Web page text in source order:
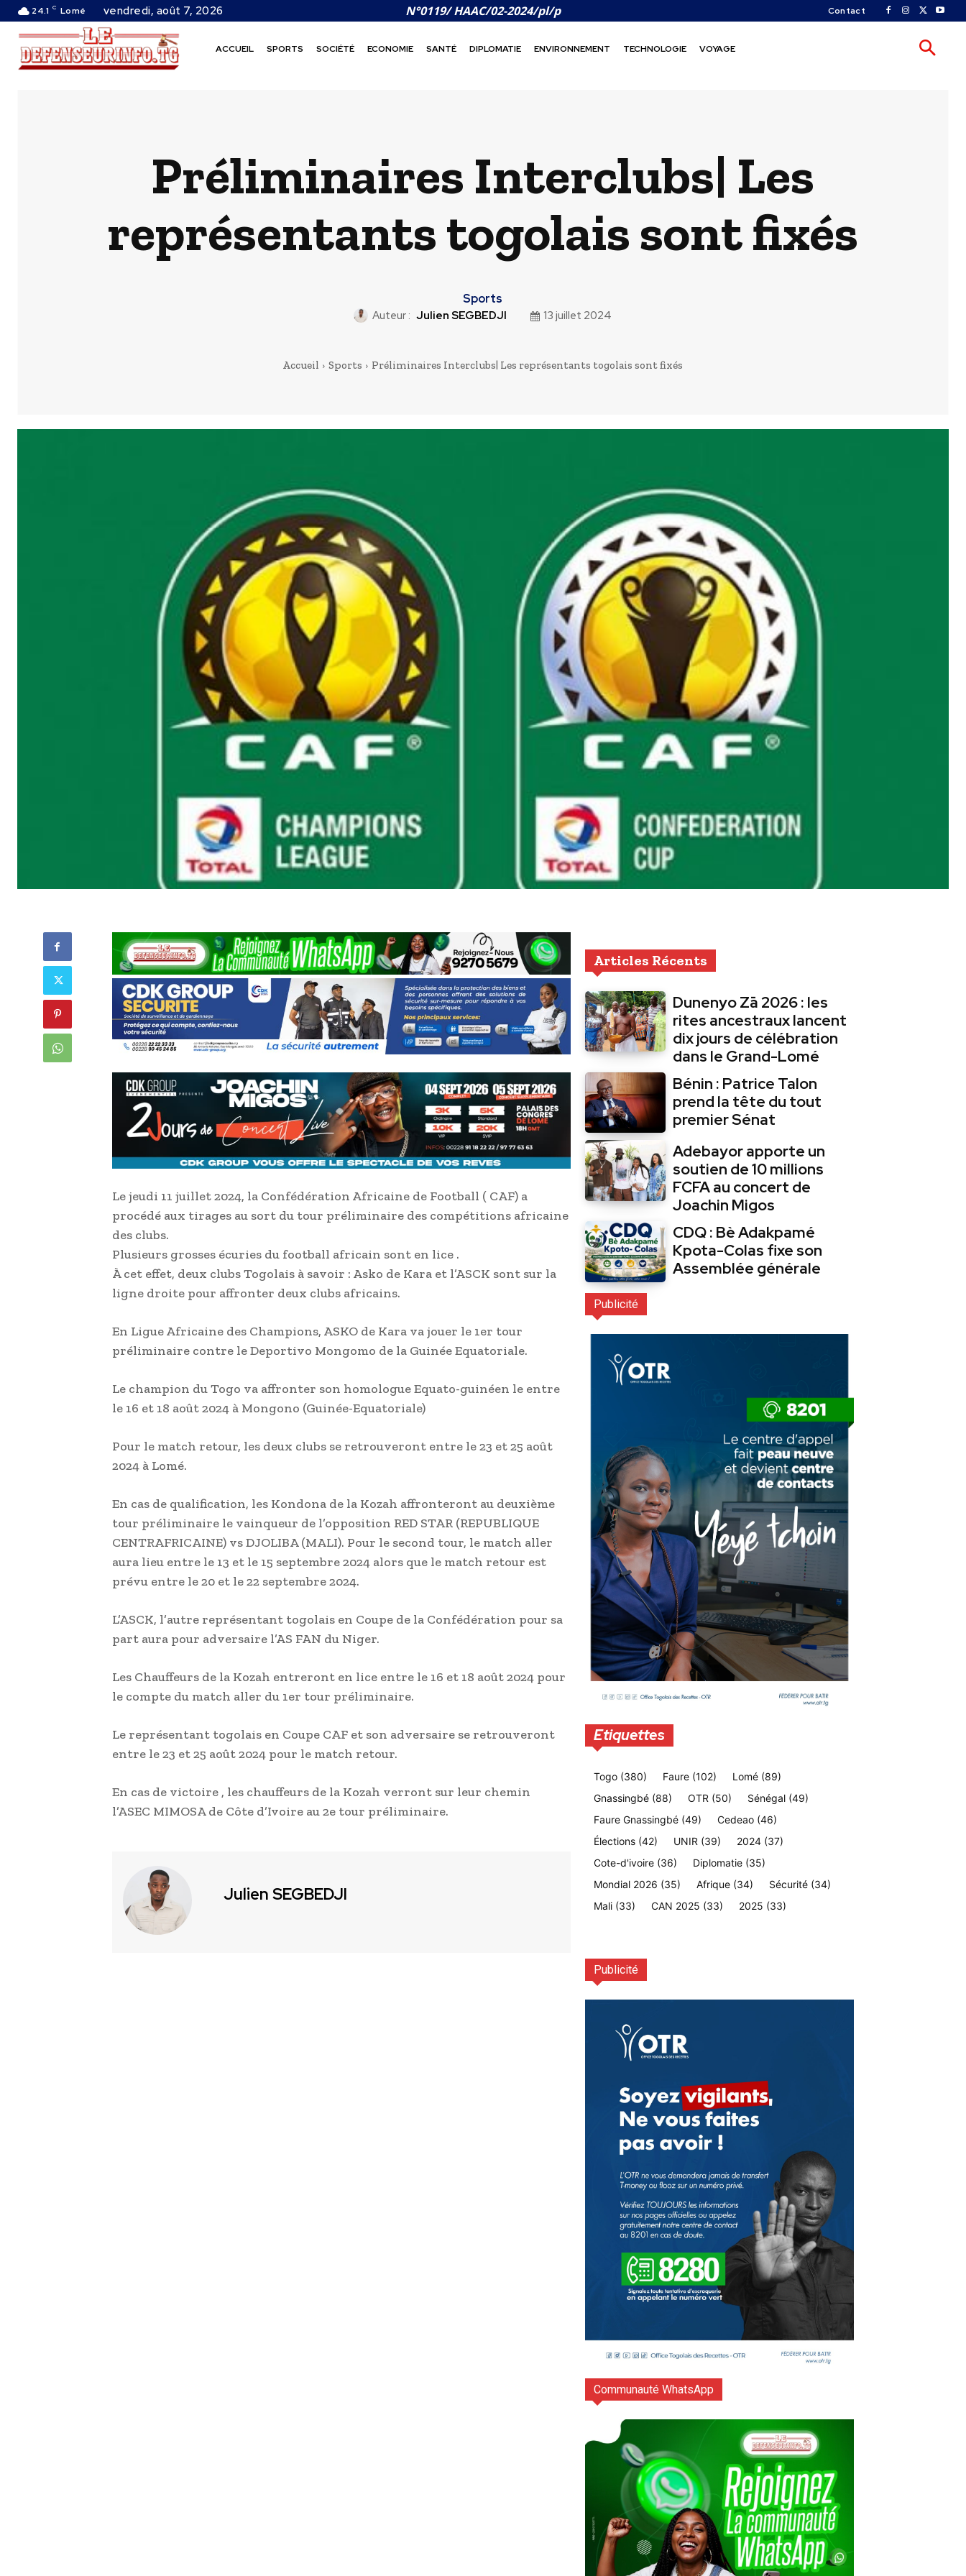
24.1 C Lomé vendredi, août 7, 2026 N°0119/ HAAC/02-2024/pl/p Contact
ACCUEIL SPORTS SOCIÉTÉ ECONOMIE SANTÉ DIPLOMATIE ENVIRONNEMENT TECHNOLOGIE VOYAGE
Préliminaires Interclubs| Les
représentants togolais sont fixés
Sports
Auteur : Julien SEGBEDJI 13 juillet 2024
Accueil Sports Préliminaires Interclubs| Les représentants togolais sont fixés
Le jeudi 11 juillet 2024, la Confédération Africaine de Football ( CAF) a
procédé aux tirages au sort du tour préliminaire des compétitions africaine
des clubs.
Plusieurs grosses écuries du football africain sont en lice .
À cet effet, deux clubs Togolais à savoir : Asko de Kara et l’ASCK sont sur la
ligne droite pour affronter deux clubs africains.
En Ligue Africaine des Champions, ASKO de Kara va jouer le 1er tour
préliminaire contre le Deportivo Mongomo de la Guinée Equatoriale.
Le champion du Togo va affronter son homologue Equato-guinéen le entre
le 16 et 18 août 2024 à Mongono (Guinée-Equatoriale)
Pour le match retour, les deux clubs se retrouveront entre le 23 et 25 août
2024 à Lomé.
En cas de qualification, les Kondona de la Kozah affronteront au deuxième
tour préliminaire le vainqueur de l’opposition RED STAR (REPUBLIQUE
CENTRAFRICAINE) vs DJOLIBA (MALI). Pour le second tour, le match aller
aura lieu entre le 13 et le 15 septembre 2024 alors que le match retour est
prévu entre le 20 et le 22 septembre 2024.
L’ASCK, l’autre représentant togolais en Coupe de la Confédération pour sa
part aura pour adversaire l’AS FAN du Niger.
Les Chauffeurs de la Kozah entreront en lice entre le 16 et 18 août 2024 pour
le compte du match aller du 1er tour préliminaire.
Le représentant togolais en Coupe CAF et son adversaire se retrouveront
entre le 23 et 25 août 2024 pour le match retour.
En cas de victoire , les chauffeurs de la Kozah verront sur leur chemin
l’ASEC MIMOSA de Côte d’Ivoire au 2e tour préliminaire.
Julien SEGBEDJI
Articles Récents
Dunenyo Zā 2026 : les
rites ancestraux lancent
dix jours de célébration
dans le Grand-Lomé
Bénin : Patrice Talon
prend la tête du tout
premier Sénat
Adebayor apporte un
soutien de 10 millions
FCFA au concert de
Joachin Migos
CDQ : Bè Adakpamé
Kpota-Colas fixe son
Assemblée générale
Publicité
Etiquettes
Togo (380) Faure (102) Lomé (89)
Gnassingbé (88) OTR (50) Sénégal (49)
Faure Gnassingbé (49) Cedeao (46)
Élections (42) UNIR (39) 2024 (37)
Cote-d'ivoire (36) Diplomatie (35)
Mondial 2026 (35) Afrique (34) Sécurité (34)
Mali (33) CAN 2025 (33) 2025 (33)
Publicité
Communauté WhatsApp